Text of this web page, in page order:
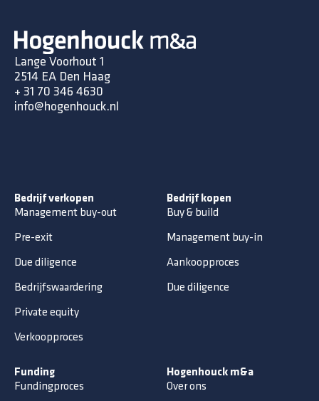
Lange Voorhout 1
2514 EA Den Haag
+ 31 70 346 4630
info@hogenhouck.nl
Bedrijf verkopen
Management buy-out
Pre-exit
Due diligence
Bedrijfswaardering
Private equity
Verkoopproces
Bedrijf kopen
Buy & build
Management buy-in
Aankoopproces
Due diligence
Funding
Fundingproces
Hogenhouck m&a
Over ons